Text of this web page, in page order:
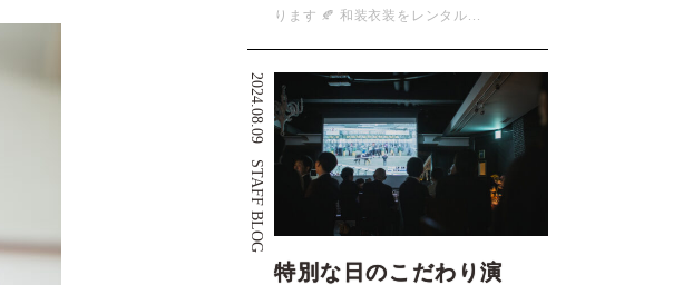
ります 🍂 和装衣装をレンタル...
特別な日のこだわり演
2024.08.09
STAFF BLOG